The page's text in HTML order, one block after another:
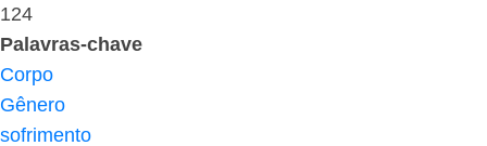
124
Palavras-chave
Corpo
Gênero
sofrimento